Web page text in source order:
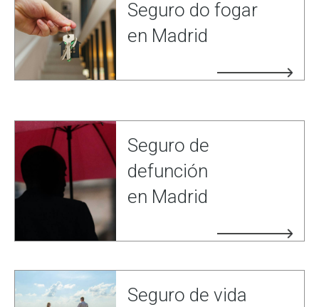
Seguro do fogar
en Madrid
Seguro de
defunción
en Madrid
Seguro de vida